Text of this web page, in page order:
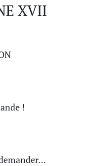
XVII
!